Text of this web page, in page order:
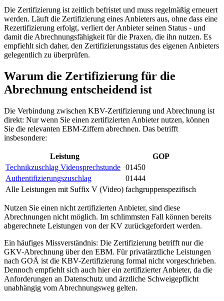
Die Zertifizierung ist zeitlich befristet und muss regelmäßig erneuert
werden. Läuft die Zertifizierung eines Anbieters aus, ohne dass eine
Rezertifizierung erfolgt, verliert der Anbieter seinen Status - und
damit die Abrechnungsfähigkeit für die Praxen, die ihn nutzen. Es
empfiehlt sich daher, den Zertifizierungsstatus des eigenen Anbieters
gelegentlich zu überprüfen.
Warum die Zertifizierung für die
Abrechnung entscheidend ist
Die Verbindung zwischen KBV-Zertifizierung und Abrechnung ist
direkt: Nur wenn Sie einen zertifizierten Anbieter nutzen, können
Sie die relevanten EBM-Ziffern abrechnen. Das betrifft
insbesondere:
Leistung
GOP
Technikzuschlag Videosprechstunde 01450
Authentifizierungszuschlag
01444
Alle Leistungen mit Suffix V (Video) fachgruppenspezifisch
Nutzen Sie einen nicht zertifizierten Anbieter, sind diese
Abrechnungen nicht möglich. Im schlimmsten Fall können bereits
abgerechnete Leistungen von der KV zurückgefordert werden.
Ein häufiges Missverständnis: Die Zertifizierung betrifft nur die
GKV-Abrechnung über den EBM. Für privatärztliche Leistungen
nach GOÄ ist die KBV-Zertifizierung formal nicht vorgeschrieben.
Dennoch empfiehlt sich auch hier ein zertifizierter Anbieter, da die
Anforderungen an Datenschutz und ärztliche Schweigepflicht
unabhängig vom Abrechnungsweg gelten.